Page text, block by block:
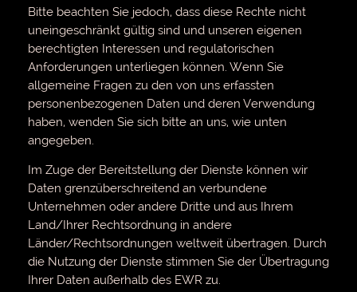
Bitte beachten Sie jedoch, dass diese Rechte nicht
uneingeschränkt gültig sind und unseren eigenen
berechtigten Interessen und regulatorischen
Anforderungen unterliegen können. Wenn Sie
allgemeine Fragen zu den von uns erfassten
personenbezogenen Daten und deren Verwendung
haben, wenden Sie sich bitte an uns, wie unten
angegeben.
Im Zuge der Bereitstellung der Dienste können wir
Daten grenzüberschreitend an verbundene
Unternehmen oder andere Dritte und aus Ihrem
Land/Ihrer Rechtsordnung in andere
Länder/Rechtsordnungen weltweit übertragen. Durch
die Nutzung der Dienste stimmen Sie der Übertragung
Ihrer Daten außerhalb des EWR zu.